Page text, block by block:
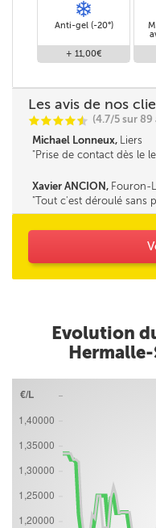
Anti-gel (-20°)
+ 11,00€
Les avis de nos
CCCCi
@ (4.7/5 sur 89
Michael Lonneux, Liers
Prise de contact dès le
sur le site, rapide*****
Xavier ANCION, Fouron-
Tout c'est déroulé sans
vous
Evolution